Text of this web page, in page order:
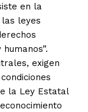
en la
leyes
exigen
la Ley Estatal